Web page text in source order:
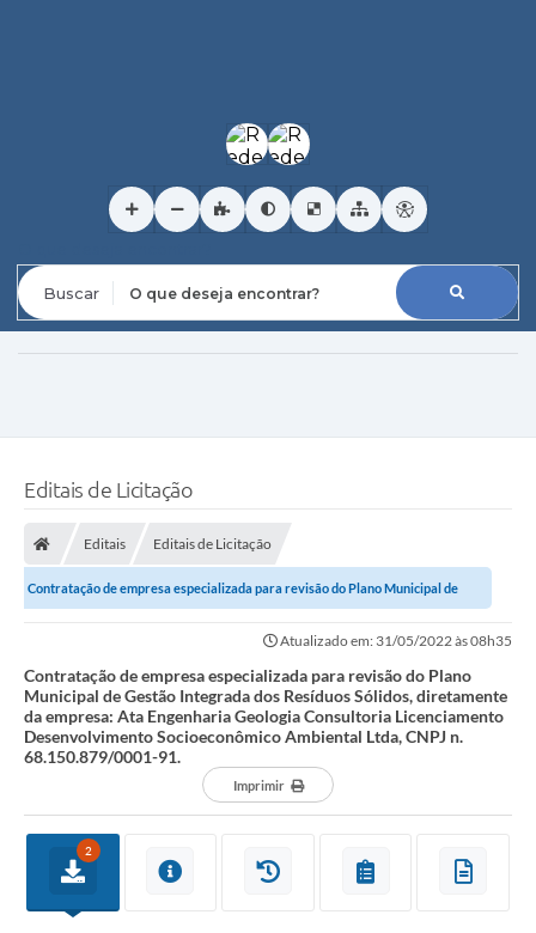
Editais de Licitação
Editais Editais de Licitação
Contratação de empresa especializada para revisão do Plano Municipal de
Atualizado em: 31/05/2022 às 08h35
Contratação de empresa especializada para revisão do Plano
Municipal de Gestão Integrada dos Resíduos Sólidos, diretamente
da empresa: Ata Engenharia Geologia Consultoria Licenciamento
Desenvolvimento Socioeconômico Ambiental Ltda, CNPJ n.
68.150.879/0001-91.
Imprimir
2